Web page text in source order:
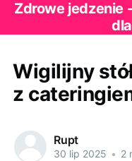
Zdrowe jedzenie
Wigilijny
z
Rupt
30 lip 2025 • 2